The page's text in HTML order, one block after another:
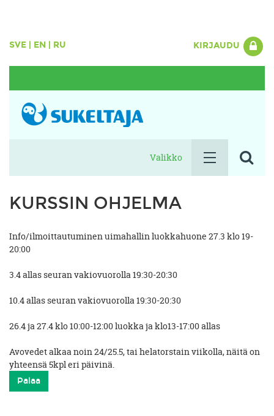
SVE EN RU KIRJAUDU
Valikko
KURSSIN OHJELMA
Info/ilmoittautuminen uimahallin luokkahuone 27.3 klo 19-
20:00
3.4 allas seuran vakiovuorolla 19:30-20:30
10.4 allas seuran vakiovuorolla 19:30-20:30
26.4 ja 27.4 klo 10:00-12:00 luokka ja klo13-17:00 allas
Avovedet alkaa noin 24/25.5, tai helatorstain viikolla, näitä on
yhteensä 5kpl eri päivinä.